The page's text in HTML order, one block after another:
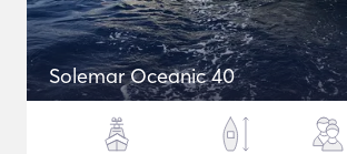
Solemar Oceanic 40